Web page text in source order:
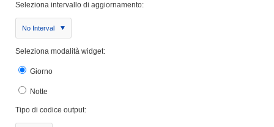
Seleziona intervallo di aggiornamento:
No Interval
Seleziona modalità widget:
Giorno
Notte
Tipo di codice output: